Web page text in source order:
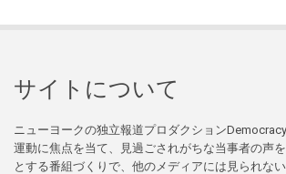
サイトについて
ニューヨークの独立報道プロダクション
運動に焦点を当て、見過ごされがちな当事者の声
とする番組づくりで、他のメディアには見られな